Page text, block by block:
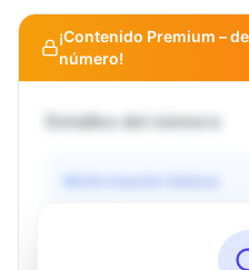
¡Contenido Premium –
número!
Detalles del número
Información básica